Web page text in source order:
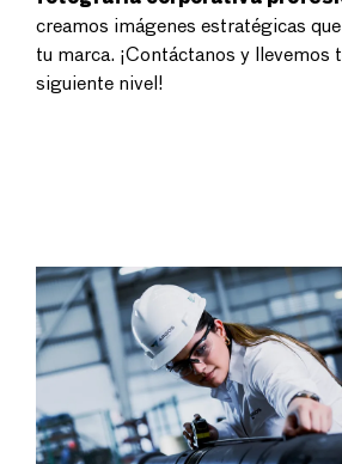
creamos imágenes estratégicas
tu marca. ¡Contáctanos y llevemos
siguiente nivel!